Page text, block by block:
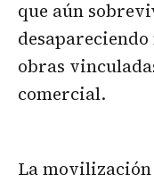
que aún
obras
comercial.
La